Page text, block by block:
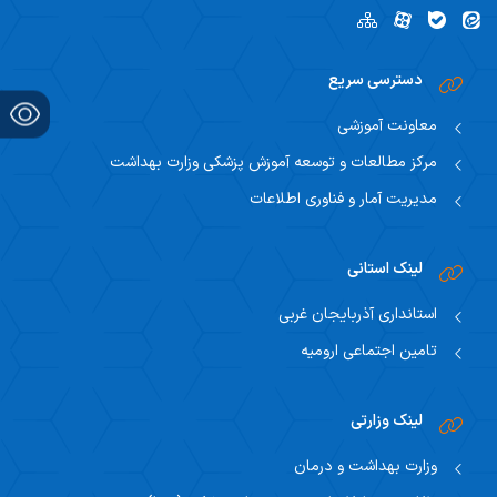
دسترسی سریع
معاونت آموزشی
مرکز مطالعات و توسعه آموزش پزشکی وزارت بهداشت
مدیریت آمار و فناوری اطلاعات
لینک استانی
استانداری آذربایجان غربی
تامین اجتماعی ارومیه
لینک وزارتی
وزارت بهداشت و درمان